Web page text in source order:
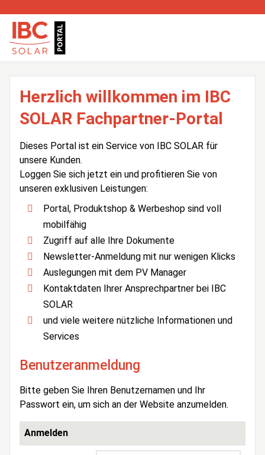
Herzlich willkommen im IBC
SOLAR Fachpartner-Portal
Dieses Portal ist ein Service von IBC SOLAR für
unsere Kunden.
Loggen Sie sich jetzt ein und profitieren Sie von
unseren exklusiven Leistungen:
Portal, Produktshop & Werbeshop sind voll
mobilfähig
Zugriff auf alle Ihre Dokumente
Newsletter-Anmeldung mit nur wenigen Klicks
Auslegungen mit dem PV Manager
Kontaktdaten Ihrer Ansprechpartner bei IBC
SOLAR
und viele weitere nützliche Informationen und
Services
Benutzeranmeldung
Bitte geben Sie Ihren Benutzernamen und Ihr
Passwort ein, um sich an der Website anzumelden.
Anmelden